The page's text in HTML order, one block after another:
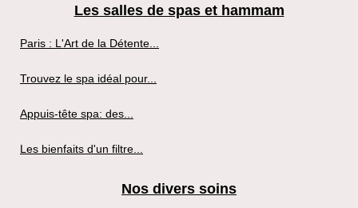
Les salles de spas et hammam
Paris : L'Art de la Détente...
Trouvez le spa idéal pour...
Appuis-tête spa: des...
Les bienfaits d'un filtre...
Nos divers soins